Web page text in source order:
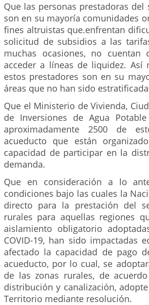
Que las personas prestadoras
son en su mayoría comunidades
fines altruistas que.enfrentan
solicitud de subsidios a las
muchas ocasiones, no cuentan
acceder a líneas de liquidez.
estos prestadores son en su
áreas que no han sido
Que el Ministerio de Vivienda,
de Inversiones de Agua
aproximadamente 2500 de
acueducto que están
capacidad de participar en la
demanda.
Que en consideración a lo
condiciones bajo las cuales la
directo para la prestación del
rurales para aquellas regiones
aislamiento obligatorio
COVID-19, han sido impactadas
afectado la capacidad de pago
acueducto, por lo cual, se
de las zonas rurales, de
distribución y canalización,
Territorio mediante resolución.